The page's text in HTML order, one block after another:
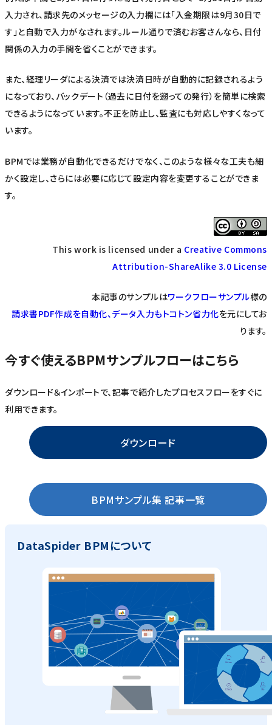
入力され、請求先のメッセージの入力欄には「入金期限は9月30日で
す」と自動で入力がなされます。ルール通りで済むお客さんなら、日付
関係の入力の手間を省くことができます。
また、経理リーダによる決済では決済日時が自動的に記録されるよう
になっており、バックデート（過去に日付を遡っての発行）を簡単に検索
できるようになっています。不正を防止し、監査にも対応しやすくなって
います。
BPMでは業務が自動化できるだけでなく、このような様々な工夫も細
かく設定し、さらには必要に応じて設定内容を変更することができま
す。
This work is licensed under a Creative Commons
Attribution-ShareAlike 3.0 License
本記事のサンプルはワークフローサンプル様の
請求書PDF作成を自動化、データ入力もトコトン省力化を元にしてお
ります。
今すぐ使えるBPMサンプルフローはこちら
ダウンロード＆インポートで、記事で紹介したプロセスフローをすぐに
利用できます。
ダウンロード
BPMサンプル集 記事一覧
DataSpider BPMについて